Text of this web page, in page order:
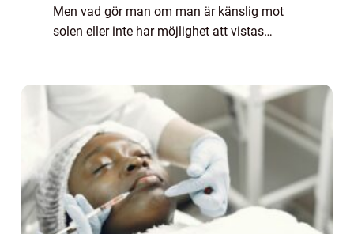
Men vad gör man om man är känslig mot
solen eller inte har möjlighet att vistas